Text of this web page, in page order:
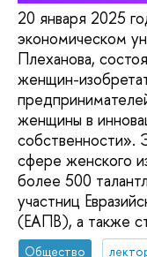
20 января 2025
экономическом
Плеханова,
женщин-
женщины в
собственности».
сфере женского
более 500
участниц
(ЕАПВ), а также
Общество